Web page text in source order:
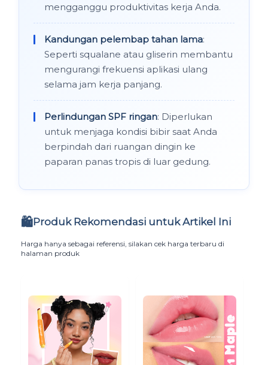
mengganggu produktivitas kerja Anda.
Kandungan pelembap tahan lama:
Seperti squalane atau gliserin membantu
mengurangi frekuensi aplikasi ulang
selama jam kerja panjang.
Perlindungan SPF ringan: Diperlukan
untuk menjaga kondisi bibir saat Anda
berpindah dari ruangan dingin ke
paparan panas tropis di luar gedung.
🛍️Produk Rekomendasi untuk Artikel Ini
Harga hanya sebagai referensi, silakan cek harga terbaru di
halaman produk